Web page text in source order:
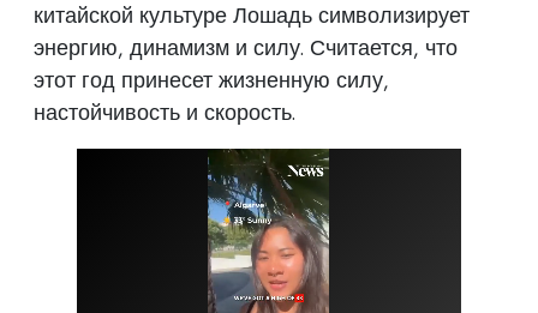
китайской культуре Лошадь символизирует
энергию, динамизм и силу. Считается, что
этот год принесет жизненную силу,
настойчивость и скорость.